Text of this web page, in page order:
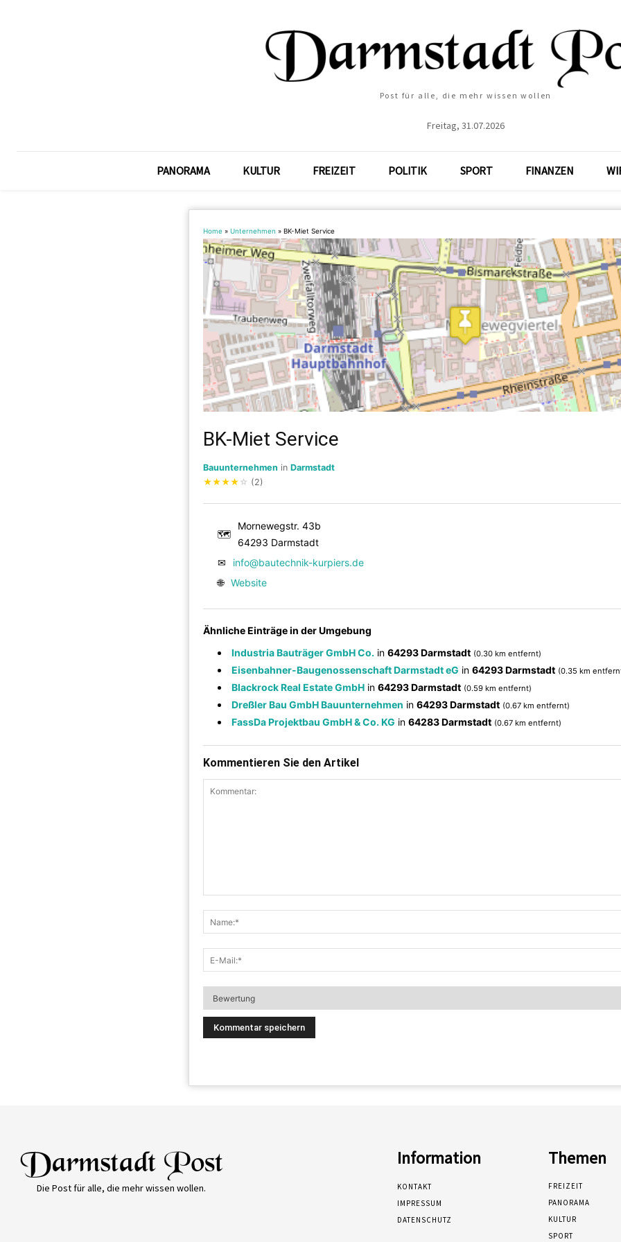
Post für alle, die mehr wissen wollen
Freitag, 31.07.2026
PANORAMA KULTUR FREIZEIT POLITIK SPORT FINANZEN
Home » Unternehmen » BK-Miet Service
BK-Miet Service
Bauunternehmen in Darmstadt
★★★★ ☆ (2)
🗺
Mornewegstr. 43b
64293 Darmstadt
✉
info@bautechnik-kurpiers.de
🌐 Website
Ähnliche Einträge in der Umgebung
Industria Bauträger GmbH Co. in 64293 Darmstadt (0.30 km entfernt)
Eisenbahner-Baugenossenschaft Darmstadt eG in 64293 Darmstadt (0.35 km
Blackrock Real Estate GmbH in 64293 Darmstadt (0.59 km entfernt)
Dreßler Bau GmbH Bauunternehmen in 64293 Darmstadt (0.67 km entfernt)
FassDa Projektbau GmbH & Co. KG in 64283 Darmstadt (0.67 km entfernt)
Kommentieren Sie den Artikel
Die Post für alle, die mehr wissen wollen.
Information
KONTAKT
IMPRESSUM
DATENSCHUTZ
Themen
FREIZEIT
PANORAMA
KULTUR
SPORT